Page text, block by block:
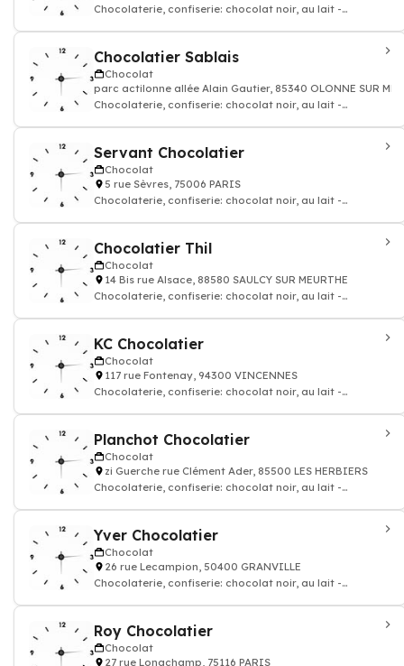
Chocolaterie, confiserie: chocolat noir, au lait -
Chocolatier Sablais
Chocolat
parc actilonne allée Alain Gautier, 85340 OLONNE SUR MER
Chocolaterie, confiserie: chocolat noir, au lait -
Servant Chocolatier
Chocolat
5 rue Sèvres, 75006 PARIS
Chocolaterie, confiserie: chocolat noir, au lait -
Chocolatier Thil
Chocolat
14 Bis rue Alsace, 88580 SAULCY SUR MEURTHE
Chocolaterie, confiserie: chocolat noir, au lait -
KC Chocolatier
Chocolat
117 rue Fontenay, 94300 VINCENNES
Chocolaterie, confiserie: chocolat noir, au lait -
Planchot Chocolatier
Chocolat
zi Guerche rue Clément Ader, 85500 LES HERBIERS
Chocolaterie, confiserie: chocolat noir, au lait -
Yver Chocolatier
Chocolat
26 rue Lecampion, 50400 GRANVILLE
Chocolaterie, confiserie: chocolat noir, au lait -
Roy Chocolatier
Chocolat
27 rue Longchamp, 75116 PARIS